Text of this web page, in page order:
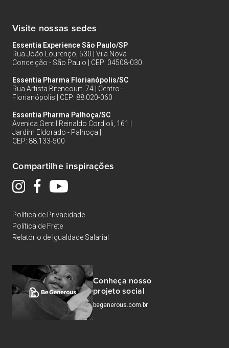
Visite nossas sedes
Essentia Experience São Paulo/SP
Rua João Lourenço, 530 | Vila Nova
Conceição - São Paulo | CEP: 04508-030
Essentia Pharma Florianópolis/SC
Rua Artista Bitencourt, 74 | Centro -
Florianópolis | CEP: 88.020-060
Essentia Pharma Palhoça/SC
Avenida Gentil Reinaldo Cordioli, 161 |
Jardim Eldorado - Palhoça |
CEP: 88.133-500
Compartilhe inspirações
Política de Privacidade
Política de Frete
Relatório de Igualdade Salarial
Conheça nosso
projeto social
begenerous.com.br